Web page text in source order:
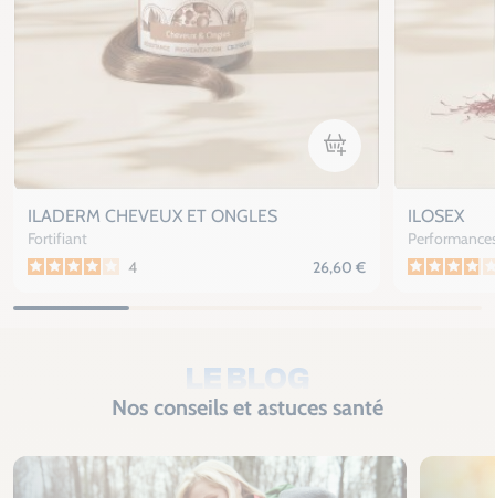
Voir
ILADERM CHEVEUX ET ONGLES
Fortifiant
4
26,60 €
ILOSEX
LE BLOG
Nos conseils et astuces santé